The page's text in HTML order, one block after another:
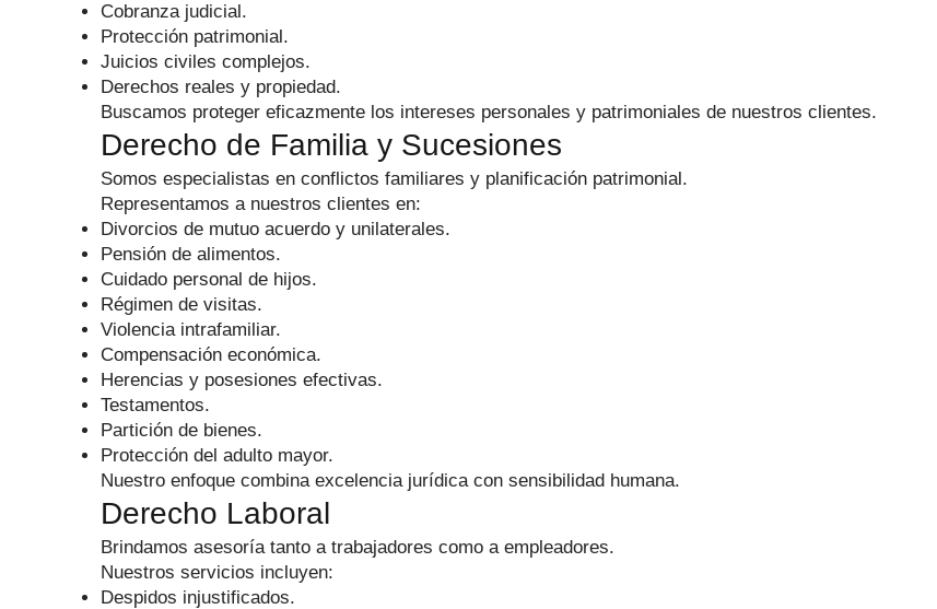
Cobranza judicial.
Protección patrimonial.
Juicios civiles complejos.
Derechos reales y propiedad.
Buscamos proteger eficazmente los intereses personales y patrimoniales de nuestros clientes.
Derecho de Familia y Sucesiones
Somos especialistas en conflictos familiares y planificación patrimonial.
Representamos a nuestros clientes en:
Divorcios de mutuo acuerdo y unilaterales.
Pensión de alimentos.
Cuidado personal de hijos.
Régimen de visitas.
Violencia intrafamiliar.
Compensación económica.
Herencias y posesiones efectivas.
Testamentos.
Partición de bienes.
Protección del adulto mayor.
Nuestro enfoque combina excelencia jurídica con sensibilidad humana.
Derecho Laboral
Brindamos asesoría tanto a trabajadores como a empleadores.
Nuestros servicios incluyen:
Despidos injustificados.